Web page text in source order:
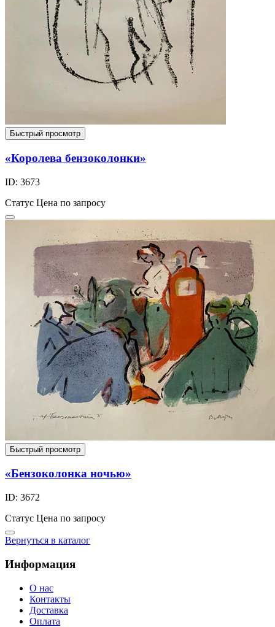
Быстрый просмотр
«Королева бензоколонки»
ID: 3673
Статус Цена по запросу
Быстрый просмотр
«Бензоколонка ночью»
ID: 3672
Статус Цена по запросу
Вернуться в каталог
Информация
О нас
Контакты
Доставка
Оплата